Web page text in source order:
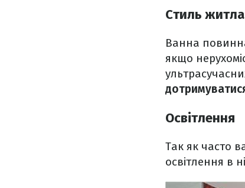
Стиль житла
Ванна
якщо
Освітлення
Так як часто
освітлення в